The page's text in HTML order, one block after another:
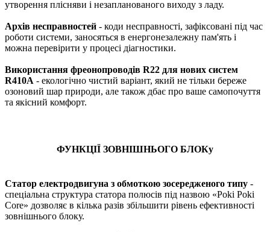
утворення плісняви і незапланованого виходу з ладу.
Архів несправностей - коди несправності, зафіксовані під час
роботи системи, заносяться в енергонезалежну пам'ять і
можна перевірити у процесі діагностики.
Використання фреонопроводів R22 для нових систем
R410A - екологічно чистий варіант, який не тільки береже
озоновий шар природи, але також дбає про ваше самопочуття
та якісний комфорт.
ФУНКЦІЇ ЗОВНІШНЬОГО БЛОКу
Статор електродвигуна з обмоткою зосередженого типу -
спеціальна структура статора полюсів під назвою «Poki Poki
Core» дозволяє в кілька разів збільшити рівень ефективності
зовнішнього блоку.